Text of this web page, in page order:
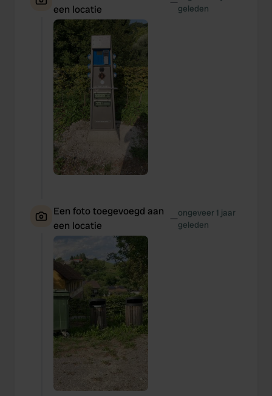
een locatie
geleden
Een foto toegevoegd aan
een locatie
—ongeveer 1 jaar
geleden